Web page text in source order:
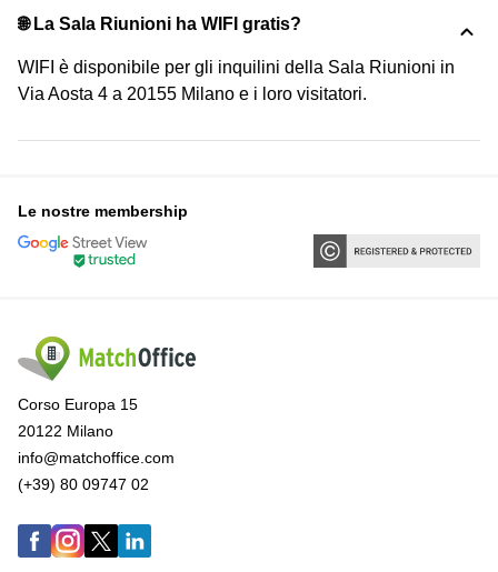
🌐 La Sala Riunioni ha WIFI gratis?
WIFI è disponibile per gli inquilini della Sala Riunioni in
Via Aosta 4 a 20155 Milano e i loro visitatori.
Le nostre membership
Corso Europa 15
20122 Milano
info@matchoffice.com
(+39) 80 09747 02